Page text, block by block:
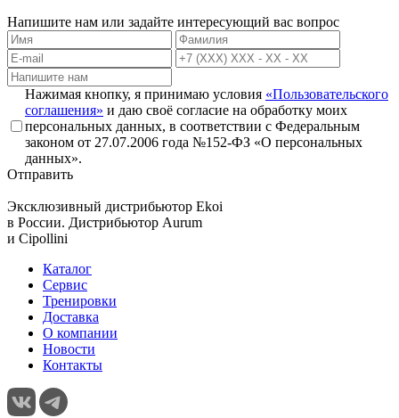
Напишите нам или задайте интересующий вас вопрос
Нажимая кнопку, я принимаю условия «Пользовательского
соглашения» и даю своё согласие на обработку моих
персональных данных, в соответствии с Федеральным
законом от 27.07.2006 года №152-ФЗ «О персональных
данных».
Отправить
Эксклюзивный дистрибьютор Ekoi
в России. Дистрибьютор Aurum
и Cipollini
Каталог
Сервис
Тренировки
Доставка
О компании
Новости
Контакты